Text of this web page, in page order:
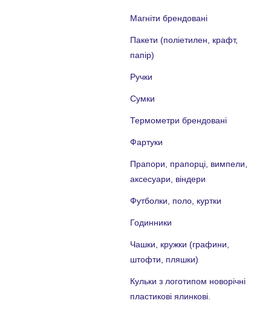
Магніти брендовані
Пакети (поліетилен, крафт,
папір)
Ручки
Сумки
Термометри брендовані
Фартуки
Прапори, прапорці, вимпели,
аксесуари, віндери
Футболки, поло, куртки
Годинники
Чашки, кружки (графини,
штофти, пляшки)
Кульки з логотипом новорічні
пластикові ялинкові.